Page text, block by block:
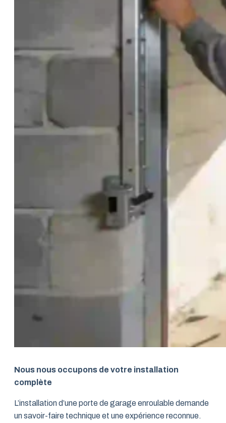
Nous nous occupons de votre installation
complète
L’installation d’une porte de garage enroulable demande
un savoir-faire technique et une expérience reconnue.